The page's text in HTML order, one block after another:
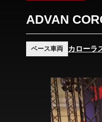
ADVAN
ベース車両 カローラ